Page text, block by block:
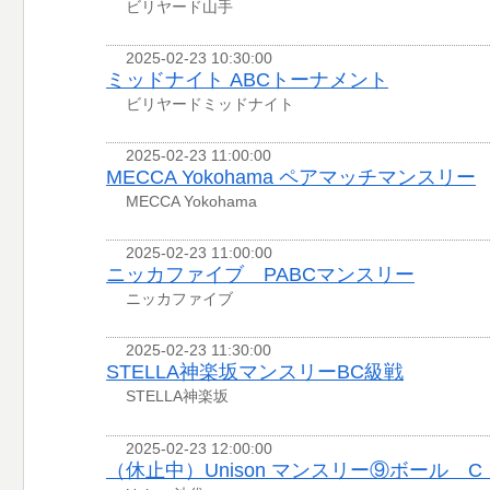
ビリヤード山手
2025-02-23 10:30:00
ミッドナイト ABCトーナメント
ビリヤードミッドナイト
2025-02-23 11:00:00
MECCA Yokohama ペアマッチマンスリー
MECCA Yokohama
2025-02-23 11:00:00
ニッカファイブ PABCマンスリー
ニッカファイブ
2025-02-23 11:30:00
STELLA神楽坂マンスリーBC級戦
STELLA神楽坂
2025-02-23 12:00:00
（休止中）Unison マンスリー⑨ボール C